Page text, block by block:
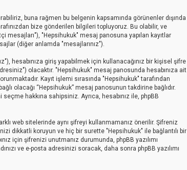
buna rağmen bu belgenin kapsamında görünenler dışında
bize gönderilen bilgileri topluyoruz. Bu olabilir, ve
mesajları"), "Hepsihukuk" mesaj panosuna yapılan kayıtlar
(diğer anlamda "mesajlarınız").
hesabınıza giriş yapabilmek için kullanacağınız bir kişisel şifre
olacaktır. "Hepsihukuk" mesaj panosunda hesabınıza ait
Kayıt işlemi sırasında "Hepsihukuk" tarafından
olacağı “Hepsihukuk” mesaj panosunun takdirine bağlıdır.
hakkına sahipsiniz. Ayrıca, hesabınız ile, phpBB
web sitelerinde aynı şifreyi kullanmamanız önerilir. Şifreniz
dikkatli koruyun ve hiç bir surette "Hepsihukuk" ile bağlantılı bir
için şifrenizi unutmanız durumunda, phpBB yazılımı
ve e-posta adresinizi soracak, daha sonra phpBB yazılımı